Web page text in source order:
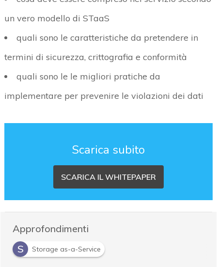
un vero modello di STaaS
quali sono le caratteristiche da pretendere in
termini di sicurezza, crittografia e conformità
quali sono le le migliori pratiche da
implementare per prevenire le violazioni dei dati
Scarica subito
SCARICA IL WHITEPAPER
Approfondimenti
S
Storage as-a-Service